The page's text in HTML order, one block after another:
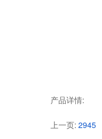
产品详情:
上一页: 2945